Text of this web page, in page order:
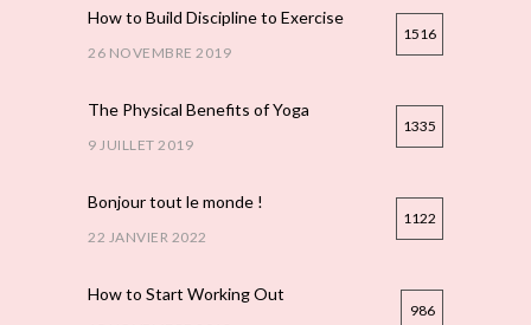
How to Build Discipline to Exercise
26 NOVEMBRE 2019
1516
The Physical Benefits of Yoga
9 JUILLET 2019
1335
Bonjour tout le monde !
22 JANVIER 2022
1122
How to Start Working Out
986